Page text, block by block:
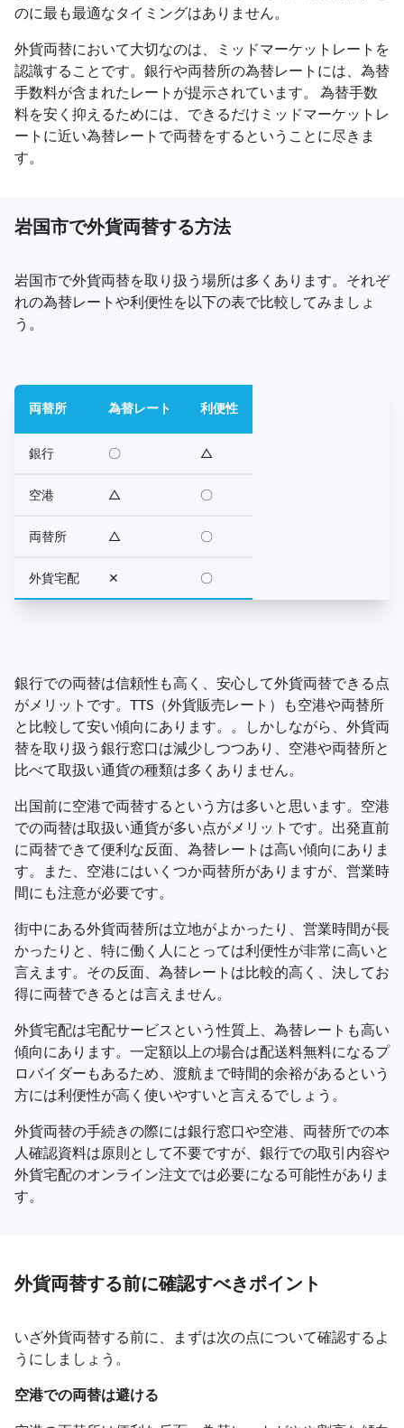
のに最も最適なタイミングはありません。
外貨両替において大切なのは、ミッドマーケットレートを
認識することです。銀行や両替所の為替レートには、為替
手数料が含まれたレートが提示されています。 為替手数
料を安く抑えるためには、できるだけミッドマーケットレ
ートに近い為替レートで両替をするということに尽きま
す。
岩国市で外貨両替する方法
岩国市で外貨両替を取り扱う場所は多くあります。それぞ
れの為替レートや利便性を以下の表で比較してみましょ
う。
両替所 為替レート 利便性
銀行 〇 △
空港 △ 〇
両替所 △ 〇
外貨宅配 ✕ 〇
銀行での両替は信頼性も高く、安心して外貨両替できる点
がメリットです。TTS（外貨販売レート）も空港や両替所
と比較して安い傾向にあります。。しかしながら、外貨両
替を取り扱う銀行窓口は減少しつつあり、空港や両替所と
比べて取扱い通貨の種類は多くありません。
出国前に空港で両替するという方は多いと思います。空港
での両替は取扱い通貨が多い点がメリットです。出発直前
に両替できて便利な反面、為替レートは高い傾向にありま
す。また、空港にはいくつか両替所がありますが、営業時
間にも注意が必要です。
街中にある外貨両替所は立地がよかったり、営業時間が長
かったりと、特に働く人にとっては利便性が非常に高いと
言えます。その反面、為替レートは比較的高く、決してお
得に両替できるとは言えません。
外貨宅配は宅配サービスという性質上、為替レートも高い
傾向にあります。一定額以上の場合は配送料無料になるプ
ロバイダーもあるため、渡航まで時間的余裕があるという
方には利便性が高く使いやすいと言えるでしょう。
外貨両替の手続きの際には銀行窓口や空港、両替所での本
人確認資料は原則として不要ですが、銀行での取引内容や
外貨宅配のオンライン注文では必要になる可能性がありま
す。
外貨両替する前に確認すべきポイント
いざ外貨両替する前に、まずは次の点について確認するよ
うにしましょう。
空港での両替は避ける